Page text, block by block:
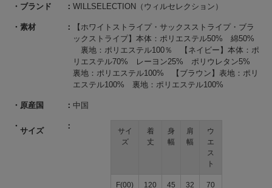
ブランド WILLSELECTION（ウィルセレクション）
素材
【ホワイトストライプ・サックスストライプ・ブラ
ックストライプ】本体：ポリエステル50% 綿50%
裏地：ポリエステル100％ 【ネイビー】本体：ポ
リエステル70% レーヨン25% ポリウレタン5%
裏地：ポリエステル100% 【ブラウン】表地：ポリ
エステル100% 裏地：ポリエステル100%
原産国 中国
サイズ
サイ
ズ
着
丈
身
幅
肩
幅
ウ
エ
ス
ト
F(00) 120 45 32 70